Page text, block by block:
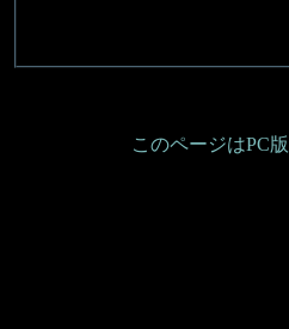
このページはPC